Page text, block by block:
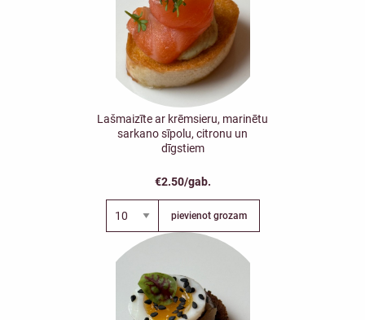
Lašmaizīte ar krēmsieru, marinētu
sarkano sīpolu, citronu un
dīgstiem
€2.50/gab.
pievienot grozam